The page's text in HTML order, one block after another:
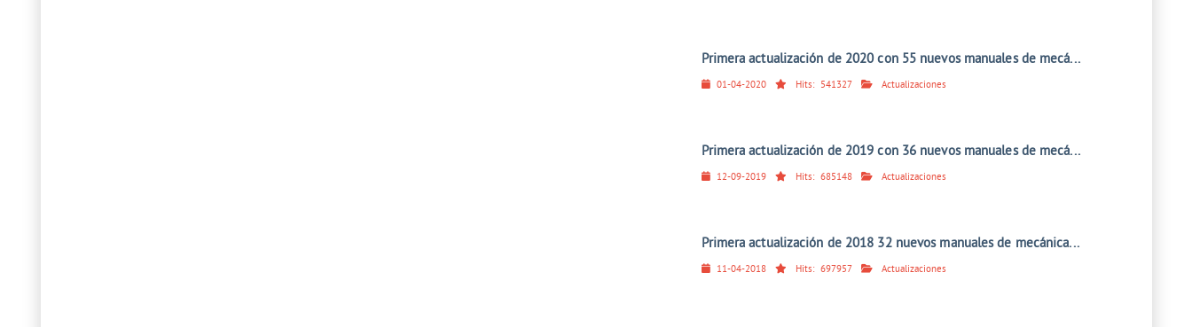
Primera actualización de 2020 con 55 nuevos manuales de mecá...
01-04-2020 Hits: 541327 Actualizaciones
Primera actualización de 2019 con 36 nuevos manuales de mecá...
12-09-2019 Hits: 685148 Actualizaciones
Primera actualización de 2018 32 nuevos manuales de mecánica...
11-04-2018 Hits: 697957 Actualizaciones